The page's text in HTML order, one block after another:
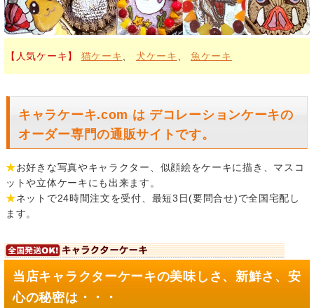
【人気ケーキ】 猫ケーキ 犬ケーキ 、魚ケーキ
キャラケーキ.com は デコレーションケーキの
オーダー専門の通販サイトです。
★お好きな写真やキャラクター、似顔絵をケーキに描き、マスコ
ットや立体ケーキにも出来ます。
★ネットで24時間注文を受付、最短3日(要問合せ)で全国宅配し
ます。
当店キャラクターケーキの美味しさ、新鮮さ、安
心の秘密は・・・